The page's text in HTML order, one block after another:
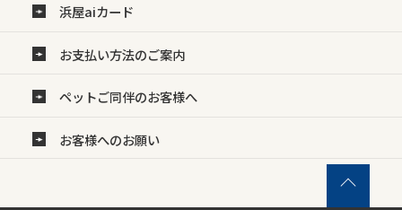
浜屋aiカード
お支払い方法のご案内
ペットご同伴のお客様へ
お客様へのお願い